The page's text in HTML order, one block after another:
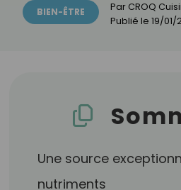
BIEN-ÊTRE Par CROQ
Publié le 19/01/
Une source
nutriments